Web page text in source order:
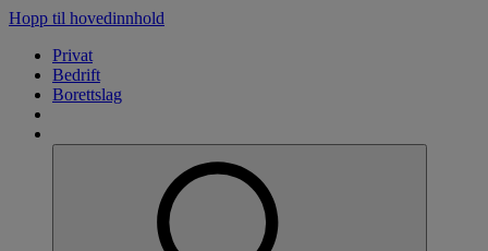
Hopp til hovedinnhold
Privat
Bedrift
Borettslag